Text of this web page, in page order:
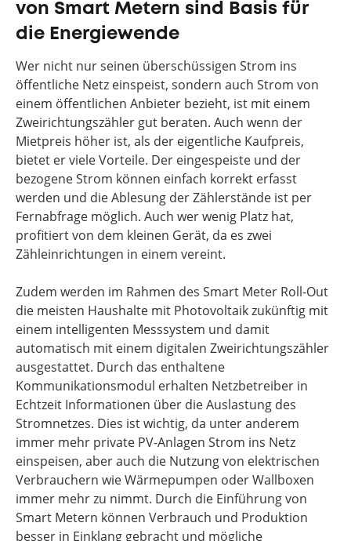
von Smart Metern sind Basis für
die Energiewende
Wer nicht nur seinen überschüssigen Strom ins
öffentliche Netz einspeist, sondern auch Strom von
einem öffentlichen Anbieter bezieht, ist mit einem
Zweirichtungszähler gut beraten. Auch wenn der
Mietpreis höher ist, als der eigentliche Kaufpreis,
bietet er viele Vorteile. Der eingespeiste und der
bezogene Strom können einfach korrekt erfasst
werden und die Ablesung der Zählerstände ist per
Fernabfrage möglich. Auch wer wenig Platz hat,
profitiert von dem kleinen Gerät, da es zwei
Zähleinrichtungen in einem vereint.
Zudem werden im Rahmen des Smart Meter Roll-Out
die meisten Haushalte mit Photovoltaik zukünftig mit
einem intelligenten Messsystem und damit
automatisch mit einem digitalen Zweirichtungszähler
ausgestattet. Durch das enthaltene
Kommunikationsmodul erhalten Netzbetreiber in
Echtzeit Informationen über die Auslastung des
Stromnetzes. Dies ist wichtig, da unter anderem
immer mehr private PV-Anlagen Strom ins Netz
einspeisen, aber auch die Nutzung von elektrischen
Verbrauchern wie Wärmepumpen oder Wallboxen
immer mehr zu nimmt. Durch die Einführung von
Smart Metern können Verbrauch und Produktion
besser in Einklang gebracht und mögliche